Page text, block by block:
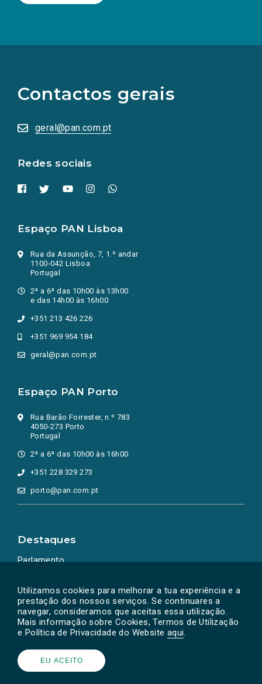
Utilizamos cookies para melhorar a tua experiência e a
prestação dos nossos serviços. Se continuares a
navegar, consideramos que aceitas essa utilização.
Mais informação sobre Cookies, Termos de Utilização
e Política de Privacidade do Website aqui.
EU ACEITO
Contactos gerais
geral@pan.com.pt
Redes sociais
redes
sociais
numa
nova
Espaço PAN Lisboa
Rua da Assunção, 7, 1.º andar
1100-042 Lisboa
Portugal
2ª a 6ª das 10h00 às 13h00
e das 14h00 às 16h00
+351 213 426 226
+351 969 954 184
geral@pan.com.pt
Espaço PAN Porto
Rua Barão Forrester, n.º 783
4050-273 Porto
Portugal
2ª a 6ª das 10h00 às 16h00
+351 228 329 273
porto@pan.com.pt
Destaques
Parlamento
Powered by © PAN 2026